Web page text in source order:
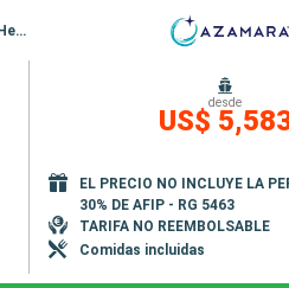
Itinerario : Civitavecchia - Roma, Salerno, Siracusa ( Sicilia), Katakolon, Chania, El Pireo Atenas, Alejandria, Heraklion, La Valetta, Catania, Nápoles, Civitavecchia - Roma
desde
US$
EL PRECIO NO INCLUYE LA
30% DE AFIP - RG 5463
TARIFA NO REEMBOLSABLE
Comidas incluidas